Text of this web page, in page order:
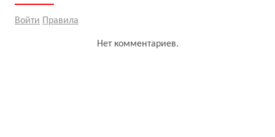
Войти Правила
Нет комментариев.